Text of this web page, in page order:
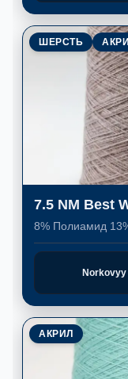
ШЕРСТЬ
7.5 NM Best
8% Полиамид
Norkovyy
АКРИЛ